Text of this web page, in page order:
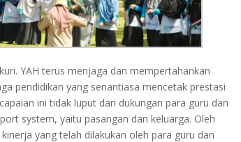
YAH terus menjaga dan mempertahankan
pendidikan yang senantiasa mencetak prestasi
ini tidak luput dari dukungan para guru dan
system, yaitu pasangan dan keluarga. Oleh
yang telah dilakukan oleh para guru dan